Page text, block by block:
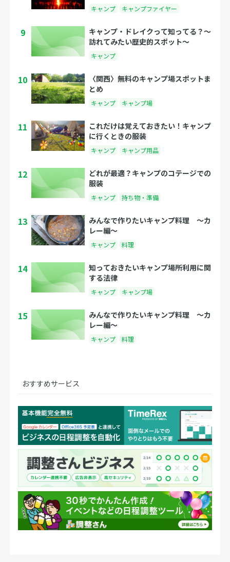
キャンプ キャンプファイヤー
9
キャンプ・ドレイクって知ってる？〜
訪れてみたい歴史的スポット〜
キャンプ
10
〈関西〉無料のキャンプ場スポットま
とめ
キャンプ キャンプ場
11
これだけは覚えておきたい！キャンプ
に行くときの服装
キャンプ キャンプ用品
12
どれが最適？キャンプのコテージでの
服装
キャンプ 持ち物・準備
13
みんなで作りたいキャンプ料理 〜カ
レー編〜
キャンプ 料理
14
知っておきたいキャンプ場所利用に関
する法律
キャンプ キャンプ場
15
みんなで作りたいキャンプ料理 〜カ
レー編〜
キャンプ 料理
おすすめサービス